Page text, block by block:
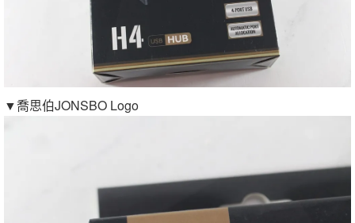
▼喬思伯JONSBO Logo